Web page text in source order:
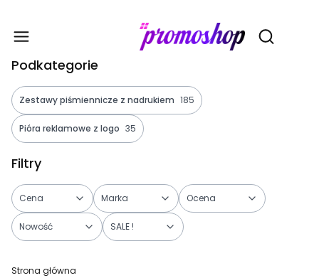
Otwórz
Podkategorie
Zestawy piśmiennicze z nadrukiem 185
Pióra reklamowe z logo 35
Filtry
Cena Marka Ocena
Nowość SALE !
Strona główna